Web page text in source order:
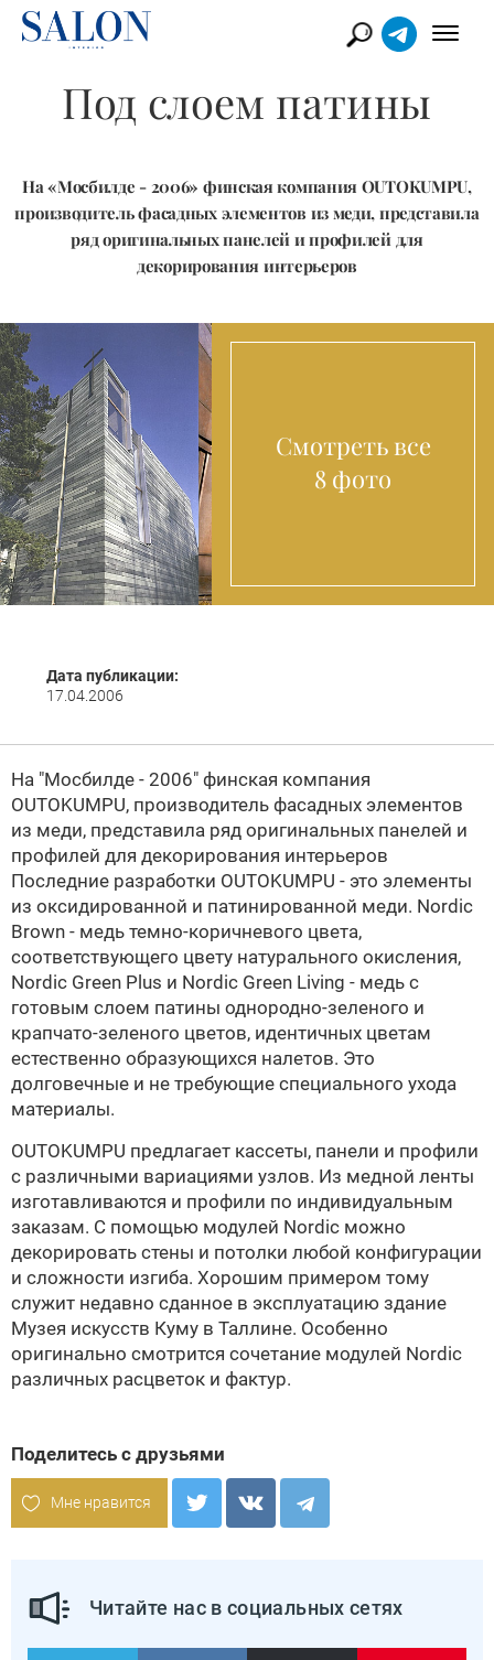
Под слоем патины
На «Мосбилде - 2006» финская компания OUTOKUMPU,
производитель фасадных элементов из меди, представила
ряд оригинальных панелей и профилей для
декорирования интерьеров
Смотреть все
8 фото
Дата публикации:
17.04.2006
На "Мосбилде - 2006" финская компания
OUTOKUMPU, производитель фасадных элементов
из меди, представила ряд оригинальных панелей и
профилей для декорирования интерьеров
Последние разработки OUTOKUMPU - это элементы
из оксидированной и патинированной меди. Nordic
Brown - медь темно-коричневого цвета,
соответствующего цвету натурального окисления,
Nordic Green Plus и Nordic Green Living - медь с
готовым слоем патины однородно-зеленого и
крапчато-зеленого цветов, идентичных цветам
естественно образующихся налетов. Это
долговечные и не требующие специального ухода
материалы.
OUTOKUMPU предлагает кассеты, панели и профили
с различными вариациями узлов. Из медной ленты
изготавливаются и профили по индивидуальным
заказам. С помощью модулей Nordic можно
декорировать стены и потолки любой конфигурации
и сложности изгиба. Хорошим примером тому
служит недавно сданное в эксплуатацию здание
Музея искусств Куму в Таллине. Особенно
оригинально смотрится сочетание модулей Nordic
различных расцветок и фактур.
Поделитесь с друзьями
Мне нравится
Читайте нас в социальных сетях